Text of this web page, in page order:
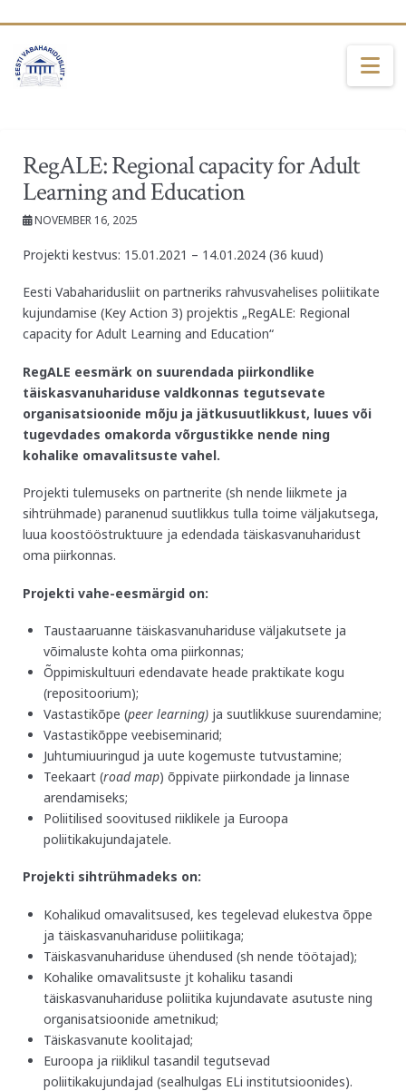
RegALE: Regional capacity for Adult
Learning and Education
NOVEMBER 16, 2025
Projekti kestvus: 15.01.2021 – 14.01.2024 (36 kuud)
Eesti Vabaharidusliit on partneriks rahvusvahelises poliitikate
kujundamise (Key Action 3) projektis „RegALE: Regional
capacity for Adult Learning and Education“
RegALE eesmärk on suurendada piirkondlike
täiskasvanuhariduse valdkonnas tegutsevate
organisatsioonide mõju ja jätkusuutlikkust, luues või
tugevdades omakorda võrgustikke nende ning
kohalike omavalitsuste vahel.
Projekti tulemuseks on partnerite (sh nende liikmete ja
sihtrühmade) paranenud suutlikkus tulla toime väljakutsega,
luua koostööstruktuure ja edendada täiskasvanuharidust
oma piirkonnas.
Projekti vahe-eesmärgid on:
Taustaaruanne täiskasvanuhariduse väljakutsete ja
võimaluste kohta oma piirkonnas;
Õppimiskultuuri edendavate heade praktikate kogu
(repositoorium);
Vastastikõpe (peer learning) ja suutlikkuse suurendamine;
Vastastikõppe veebiseminarid;
Juhtumiuuringud ja uute kogemuste tutvustamine;
Teekaart (road map) õppivate piirkondade ja linnase
arendamiseks;
Poliitilised soovitused riiklikele ja Euroopa
poliitikakujundajatele.
Projekti sihtrühmadeks on:
Kohalikud omavalitsused, kes tegelevad elukestva õppe
ja täiskasvanuhariduse poliitikaga;
Täiskasvanuhariduse ühendused (sh nende töötajad);
Kohalike omavalitsuste jt kohaliku tasandi
täiskasvanuhariduse poliitika kujundavate asutuste ning
organisatsioonide ametnikud;
Täiskasvanute koolitajad;
Euroopa ja riiklikul tasandil tegutsevad
poliitikakujundajad (sealhulgas ELi institutsioonides).